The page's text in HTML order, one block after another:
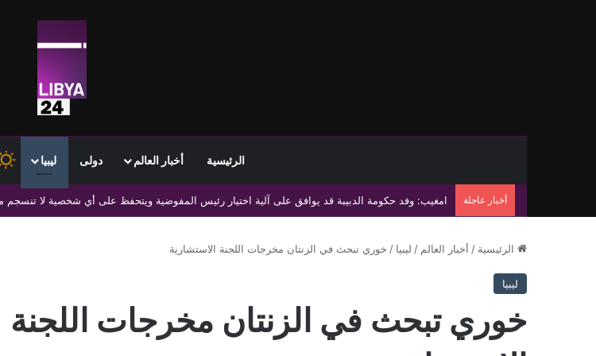
الرئيسية أخبار العالم دولى ليبيا
أخبار عاجلة الحكومة الليبية وجنوب السودان توقعان مذكرة تفاهم لتعزيز التعاون العلمي والديني والأكاديمي المشترك
الرئيسية / أخبار العالم / ليبيا / خوري تبحث في الزنتان مخرجات اللجنة الاستشارية
ليبيا
خوري تبحث في الزنتان مخرجات اللجنة